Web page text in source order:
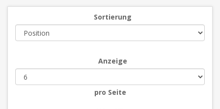
Sortierung
Anzeige
pro Seite